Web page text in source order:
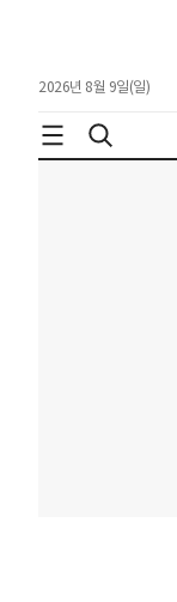
2026년 8월 9일(일)